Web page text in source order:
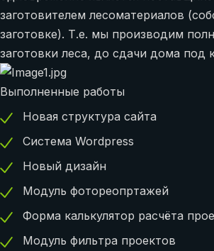
заготовителем лесоматериалов
заготовке). Т.е. мы производим
заготовки леса, до сдачи дома под
Выполненные работы
Новая структура сайта
Система Wordpress
Новый дизайн
Модуль фотореопртажей
Форма калькулятор расчёта
Модуль фильтра проектов